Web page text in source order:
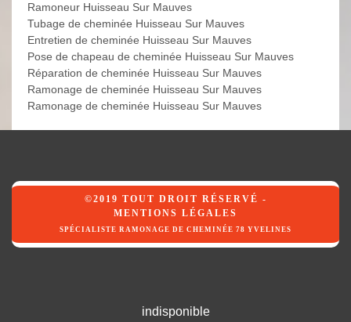
Ramoneur Huisseau Sur Mauves
Tubage de cheminée Huisseau Sur Mauves
Entretien de cheminée Huisseau Sur Mauves
Pose de chapeau de cheminée Huisseau Sur Mauves
Réparation de cheminée Huisseau Sur Mauves
Ramonage de cheminée Huisseau Sur Mauves
Ramonage de cheminée Huisseau Sur Mauves
©2019 TOUT DROIT RÉSERVÉ -
MENTIONS LÉGALES
SPÉCIALISTE RAMONAGE DE CHEMINÉE 78 YVELINES
indisponible